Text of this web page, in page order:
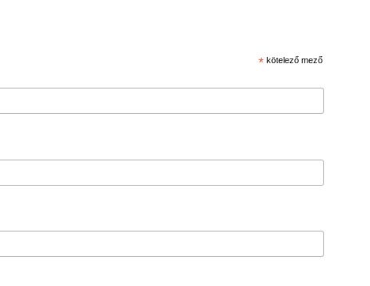
* kötelező mező